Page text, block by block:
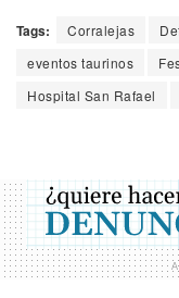
Tags: Corralejas
eventos taurinos
Hospital San Rafael